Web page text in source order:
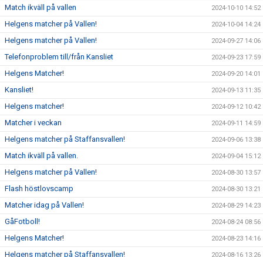
Match ikväll på vallen 2024-10-10 14:52
Helgens matcher på Vallen! 2024-10-04 14:24
Helgens matcher på Vallen! 2024-09-27 14:06
Telefonproblem till/från Kansliet 2024-09-23 17:59
Helgens Matcher! 2024-09-20 14:01
Kansliet! 2024-09-13 11:35
Helgens matcher! 2024-09-12 10:42
Matcher i veckan 2024-09-11 14:59
Helgens matcher på Staffansvallen! 2024-09-06 13:38
Match ikväll på vallen. 2024-09-04 15:12
Helgens matcher på Vallen! 2024-08-30 13:57
Flash höstlovscamp 2024-08-30 13:21
Matcher idag på Vallen! 2024-08-29 14:23
GåFotboll! 2024-08-24 08:56
Helgens Matcher! 2024-08-23 14:16
Helgens matcher på Staffansvallen! 2024-08-16 13:26